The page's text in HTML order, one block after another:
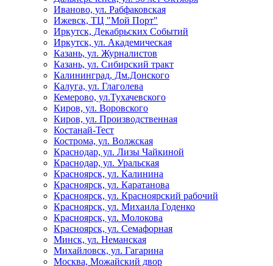
Иваново, ул. Рабфаковская
Ижевск, ТЦ "Мой Порт"
Иркутск, Декабрьских Событий
Иркутск, ул. Академическая
Казань, ул. Журналистов
Казань, ул. Сибирский тракт
Калининград, Дм.Донского
Калуга, ул. Глаголева
Кемерово, ул.Тухачевского
Киров, ул. Воровского
Киров, ул. Производственная
Костанай-Тест
Кострома, ул. Волжская
Краснодар, ул. Лизы Чайкиной
Краснодар, ул. Уральская
Красноярск, ул. Калинина
Красноярск, ул. Каратанова
Красноярск, ул. Красноярский рабочий
Красноярск, ул. Михаила Годенко
Красноярск, ул. Молокова
Красноярск, ул. Семафорная
Минск, ул. Неманская
Михайловск, ул. Гагарина
Москва, Можайский двор